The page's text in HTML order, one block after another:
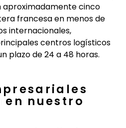
aproximadamente cinco
francesa en menos de
internacionales,
centros logísticos
plazo de 24 a 48 horas.
nuestro